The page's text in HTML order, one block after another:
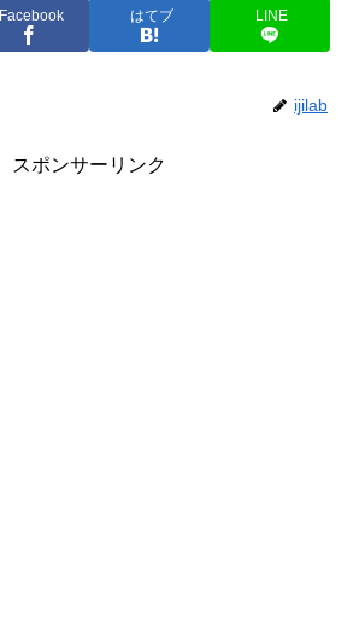
Facebook はてブ LINE
ijilab
スポンサーリンク